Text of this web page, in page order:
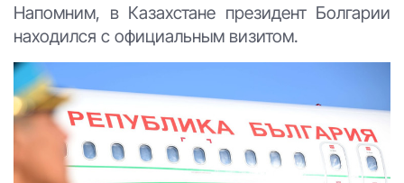
Напомним, в Казахстане президент Болгарии
находился с официальным визитом.